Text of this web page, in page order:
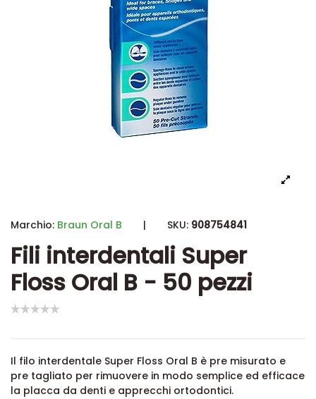
Marchio: Braun Oral B | SKU: 908754841
Fili interdentali Super
Floss Oral B - 50 pezzi
Il filo interdentale Super Floss Oral B è pre misurato e
pre tagliato per rimuovere in modo semplice ed efficace
la placca da denti e apprecchi ortodontici.